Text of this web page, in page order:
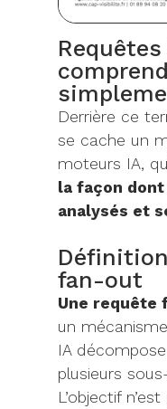
Derrière ce
se cache un
moteurs IA,
la façon
analysés et
fan-out
Une requête
un
IA
plusieurs
L’objectif